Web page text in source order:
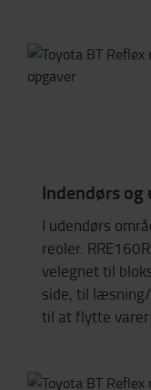
Indendørs og
I udendørs
reoler.
velegnet til
side, til
til at flytte varer